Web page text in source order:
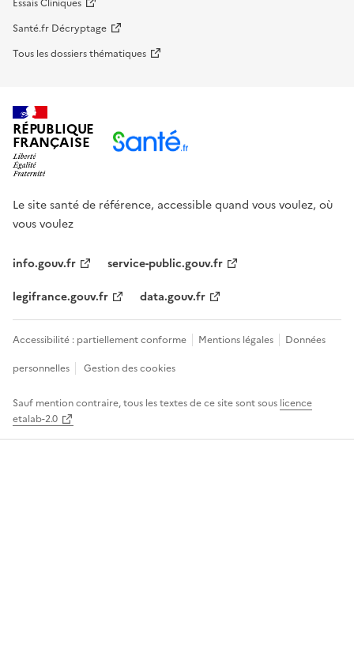
Santé.fr Décryptage
Tous les dossiers thématiques
RÉPUBLIQUE
FRANÇAISE
Le site santé de référence, accessible quand vous voulez, où
vous voulez
info.gouv.fr
service-public.gouv.fr
legifrance.gouv.fr
data.gouv.fr
Accessibilité : partiellement conforme Mentions légales
Données
personnelles
Gestion des cookies
Sauf mention contraire, tous les textes de ce site sont sous licence
etalab-2.0